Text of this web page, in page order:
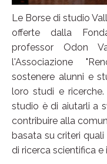
Le Borse di studio
offerte dalla
professor Odon
l'Associazione
sostenere alunni e
loro studi e
studio è di aiutarli a
contribuire alla
basata su criteri
di ricerca scientifica